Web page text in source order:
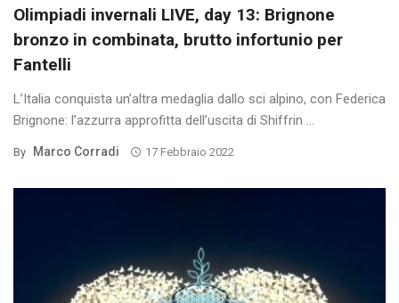
Olimpiadi invernali LIVE, day 13: Brignone
bronzo in combinata, brutto infortunio per
Fantelli
L’Italia conquista un’altra medaglia dallo sci alpino, con Federica
Brignone: l’azzurra approfitta dell’uscita di Shiffrin ...
By Marco Corradi 17 Febbraio 2022